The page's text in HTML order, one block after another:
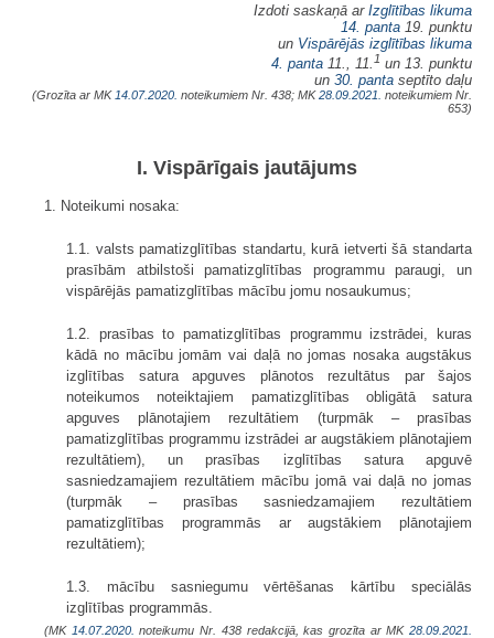
Izdoti saskaņā ar Izglītības likuma
14. panta 19. punktu
un Vispārējās izglītības likuma
4. panta 11., 11. 1 un 13. punktu
un 30. panta septīto daļu
(Grozīta ar MK 14.07.2020. noteikumiem Nr. 438; MK28.09.2021. noteikumiem Nr.
653)
I. Vispārīgais jautājums
1. Noteikumi nosaka:
1.1. valsts pamatizglītības standartu, kurā ietverti šā standarta
prasībām atbilstoši pamatizglītības programmu paraugi, un
vispārējās pamatizglītības mācību jomu nosaukumus;
1.2. prasības to pamatizglītības programmu izstrādei, kuras
kādā no mācību jomām vai daļā no jomas nosaka augstākus
izglītības satura apguves plānotos rezultātus par šajos
noteikumos noteiktajiem pamatizglītības obligātā satura
apguves plānotajiem rezultātiem (turpmāk – prasības
pamatizglītības programmu izstrādei ar augstākiem plānotajiem
rezultātiem), un prasības izglītības satura apguvē
sasniedzamajiem rezultātiem mācību jomā vai daļā no jomas
(turpmāk – prasības sasniedzamajiem rezultātiem
pamatizglītības programmās ar augstākiem plānotajiem
rezultātiem);
1.3. mācību sasniegumu vērtēšanas kārtību speciālās
izglītības programmās.
(MK 14.07.2020. noteikumu Nr. 438 redakcijā, kas grozīta ar MK28.09.2021.